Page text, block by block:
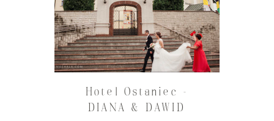
Hotel Ostaniec –
DIANA & DAWID